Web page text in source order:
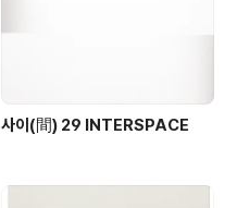
사이(間) 29 INTERSPACE